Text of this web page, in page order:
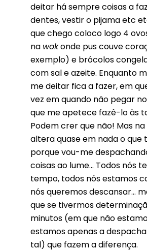
deitar há sempre coisas a
dentes, vestir o pijama etc
que chego coloco logo 4
na wokonde pus couve
exemplo) e brócolos
com sal e azeite. Enquanto
me deitar fica a fazer, em
vez em quando não pegar
que me apetece fazê-lo às
Podem crer que não! Mas
altera quase em nada o que
porque vou-me
coisas ao lume… Todos nós
tempo, todos nós estamos
nós queremos descansar…
que se tivermos
minutos (em que não
estamos apenas a
tal) que fazem a diferença.